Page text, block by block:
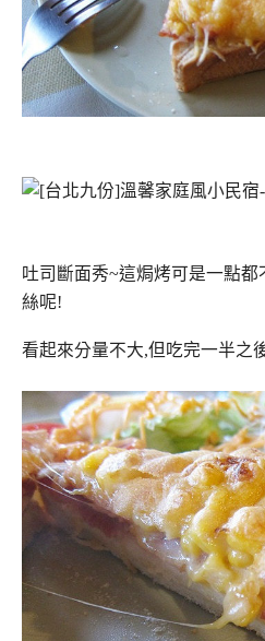
吐司斷面秀~這焗烤可是一點
絲呢!
看起來分量不大,但吃完一半之